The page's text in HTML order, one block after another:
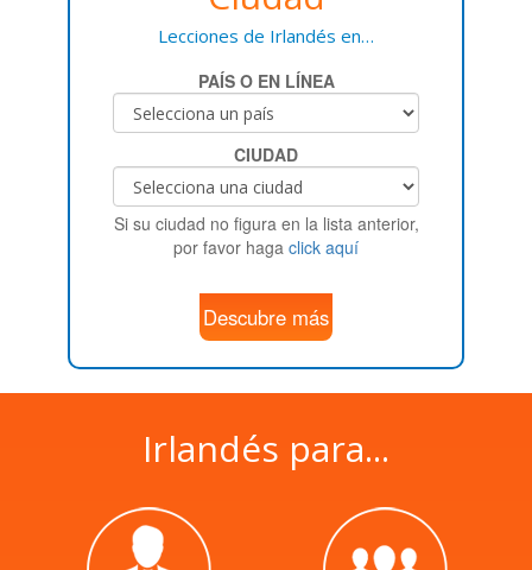
Lecciones de Irlandés en…
PAÍS O EN LÍNEA
CIUDAD
Si su ciudad no figura en la lista anterior,
por favor haga click aquí
Descubre más
Irlandés para...